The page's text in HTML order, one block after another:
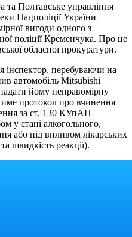
та Полтавське управління
Нацполіції України
вигоди одного з
поліції Кременчука. Про це
обласної прокуратури.
інспектор, перебуваючи на
автомобіль Mitsubishi
йому неправомірну
протокол про вчинення
за ст. 130 КУпАП
у стані алкогольного,
або під впливом лікарських
швидкість реакції).